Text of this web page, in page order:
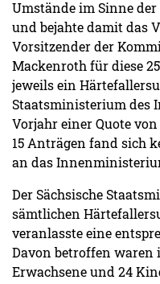
Umstände im Sinne
und bejahte damit das
Vorsitzender der
Mackenroth für diese
jeweils ein
Staatsministerium des
Vorjahr einer Quote
15 Anträgen fand sich
an das
Der Sächsische
sämtlichen
veranlasste eine
Davon betroffen waren
Erwachsene und 24